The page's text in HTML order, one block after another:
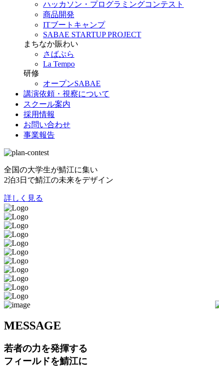
ハッカソン・プログラミングコンテスト
商品開発
ITブートキャンプ
SABAE STARTUP PROJECT
まちなか賑わい
さばぷら
La Tempo
研修
オープンSABAE
講演依頼・視察について
スクール案内
採用情報
お問い合わせ
事業報告
全国の大学生が鯖江に集い
2泊3日で鯖江の未来をデザイン
詳しく見る
MESSAGE
若者の力を発揮する
フィールドを鯖江に